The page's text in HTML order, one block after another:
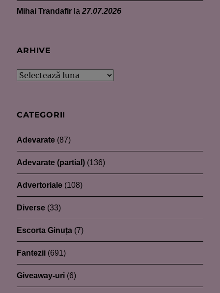
Mihai Trandafir la27.07.2026
ARHIVE
Arhive
CATEGORII
Adevarate (87)
Adevarate (partial) (136)
Advertoriale (108)
Diverse (33)
Escorta Ginuța (7)
Fantezii (691)
Giveaway-uri (6)